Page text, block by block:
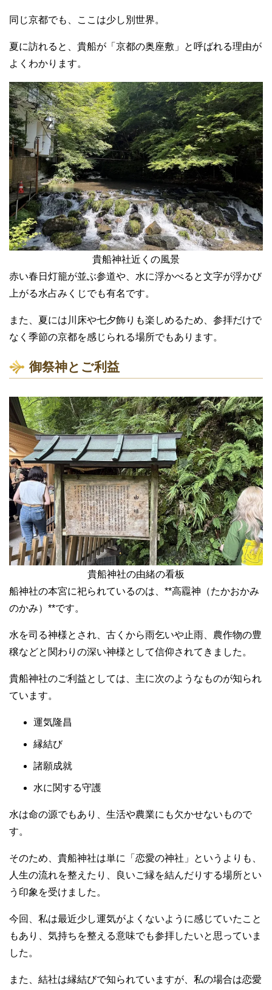
同じ京都でも、ここは少し別世界。
夏に訪れると、貴船が「京都の奥座敷」と呼ばれる理由が
よくわかります。
貴船神社近くの風景
赤い春日灯籠が並ぶ参道や、水に浮かべると文字が浮かび
上がる水占みくじでも有名です。
また、夏には川床や七夕飾りも楽しめるため、参拝だけで
なく季節の京都を感じられる場所でもあります。
御祭神とご利益
貴船神社の由緒の看板
船神社の本宮に祀られているのは、**高龗神（たかおかみ
のかみ）**です。
水を司る神様とされ、古くから雨乞いや止雨、農作物の豊
穣などと関わりの深い神様として信仰されてきました。
貴船神社のご利益としては、主に次のようなものが知られ
ています。
運気隆昌
縁結び
諸願成就
水に関する守護
水は命の源でもあり、生活や農業にも欠かせないもので
す。
そのため、貴船神社は単に「恋愛の神社」というよりも、
人生の流れを整えたり、良いご縁を結んだりする場所とい
う印象を受けました。
今回、私は最近少し運気がよくないように感じていたこと
もあり、気持ちを整える意味でも参拝したいと思っていま
した。
また、結社は縁結びで知られていますが、私の場合は恋愛